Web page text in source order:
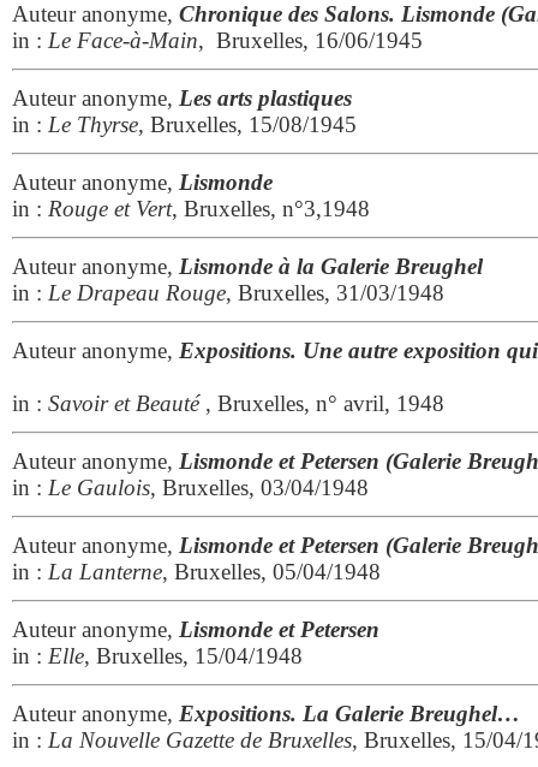
Auteur anonyme, Chronique des Salons. Lismonde
in : Le Face-à-Main, Bruxelles, 16/06/1945
Auteur anonyme, Les arts plastiques
in : Le Thyrse, Bruxelles, 15/08/1945
Auteur anonyme, Lismonde
in : Rouge et Vert, Bruxelles, n°3,1948
Auteur anonyme, Lismonde à la Galerie Breughel
in : Le Drapeau Rouge, Bruxelles, 31/03/1948
Auteur anonyme, Expositions. Une autre exposition
in : Savoir et Beauté, Bruxelles, n° avril, 1948
Auteur anonyme, Lismonde et Petersen (Galerie
in : Le Gaulois, Bruxelles, 03/04/1948
Auteur anonyme, Lismonde et Petersen (Galerie
in : La Lanterne, Bruxelles, 05/04/1948
Auteur anonyme, Lismonde et Petersen
in : Elle, Bruxelles, 15/04/1948
Auteur anonyme, Expositions. La Galerie Breughel…
in : La Nouvelle Gazette de Bruxelles, Bruxelles, 15/04/